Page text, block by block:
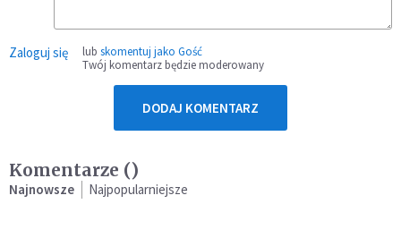
Zaloguj się lub skomentuj jako Gość
Twój komentarz będzie moderowany
DODAJ KOMENTARZ
Komentarze ()
Najnowsze Najpopularniejsze